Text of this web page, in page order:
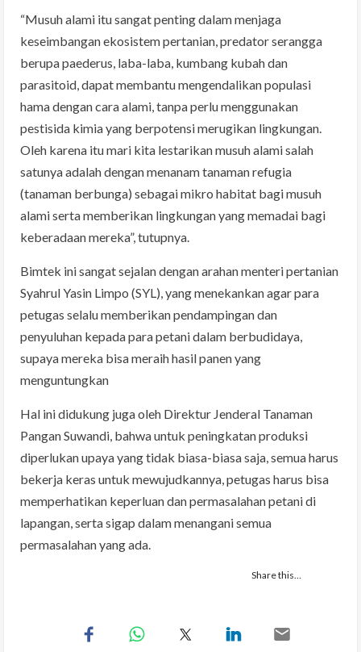
“Musuh alami itu sangat penting dalam menjaga
keseimbangan ekosistem pertanian, predator serangga
berupa paederus, laba-laba, kumbang kubah dan
parasitoid, dapat membantu mengendalikan populasi
hama dengan cara alami, tanpa perlu menggunakan
pestisida kimia yang berpotensi merugikan lingkungan.
Oleh karena itu mari kita lestarikan musuh alami salah
satunya adalah dengan menanam tanaman refugia
(tanaman berbunga) sebagai mikro habitat bagi musuh
alami serta memberikan lingkungan yang memadai bagi
keberadaan mereka”, tutupnya.
Bimtek ini sangat sejalan dengan arahan menteri pertanian
Syahrul Yasin Limpo (SYL), yang menekankan agar para
petugas selalu memberikan pendampingan dan
penyuluhan kepada para petani dalam berbudidaya,
supaya mereka bisa meraih hasil panen yang
menguntungkan
Hal ini didukung juga oleh Direktur Jenderal Tanaman
Pangan Suwandi, bahwa untuk peningkatan produksi
diperlukan upaya yang tidak biasa-biasa saja, semua harus
bekerja keras untuk mewujudkannya, petugas harus bisa
memperhatikan keperluan dan permasalahan petani di
lapangan, serta sigap dalam menangani semua
permasalahan yang ada.
Share this…